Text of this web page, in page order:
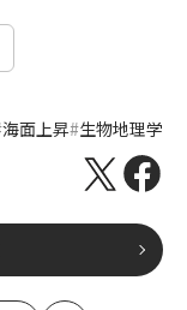
海面上昇 生物地理学